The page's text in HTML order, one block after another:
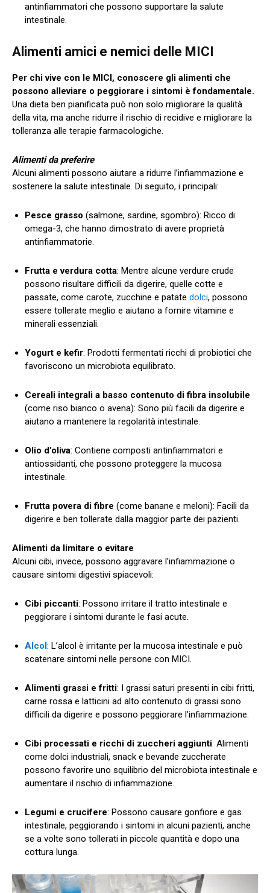
antinfiammatori che possono supportare la salute
intestinale.
Alimenti amici e nemici delle MICI
Per chi vive con le MICI, conoscere gli alimenti che
possono alleviare o peggiorare i sintomi è fondamentale.
Una dieta ben pianificata può non solo migliorare la qualità
della vita, ma anche ridurre il rischio di recidive e migliorare la
tolleranza alle terapie farmacologiche.
Alimenti da preferire
Alcuni alimenti possono aiutare a ridurre l’infiammazione e
sostenere la salute intestinale. Di seguito, i principali:
Pesce grasso (salmone, sardine, sgombro): Ricco di
omega-3, che hanno dimostrato di avere proprietà
antinfiammatorie.
Frutta e verdura cotta: Mentre alcune verdure crude
possono risultare difficili da digerire, quelle cotte e
passate, come carote, zucchine e patate dolci, possono
essere tollerate meglio e aiutano a fornire vitamine e
minerali essenziali.
Yogurt e kefir: Prodotti fermentati ricchi di probiotici che
favoriscono un microbiota equilibrato.
Cereali integrali a basso contenuto di fibra insolubile
(come riso bianco o avena): Sono più facili da digerire e
aiutano a mantenere la regolarità intestinale.
Olio d’oliva: Contiene composti antinfiammatori e
antiossidanti, che possono proteggere la mucosa
intestinale.
Frutta povera di fibre (come banane e meloni): Facili da
digerire e ben tollerate dalla maggior parte dei pazienti.
Alimenti da limitare o evitare
Alcuni cibi, invece, possono aggravare l’infiammazione o
causare sintomi digestivi spiacevoli:
Cibi piccanti: Possono irritare il tratto intestinale e
peggiorare i sintomi durante le fasi acute.
Alcol: L’alcol è irritante per la mucosa intestinale e può
scatenare sintomi nelle persone con MICI.
Alimenti grassi e fritti: I grassi saturi presenti in cibi fritti,
carne rossa e latticini ad alto contenuto di grassi sono
difficili da digerire e possono peggiorare l’infiammazione.
Cibi processati e ricchi di zuccheri aggiunti: Alimenti
come dolci industriali, snack e bevande zuccherate
possono favorire uno squilibrio del microbiota intestinale e
aumentare il rischio di infiammazione.
Legumi e crucifere: Possono causare gonfiore e gas
intestinale, peggiorando i sintomi in alcuni pazienti, anche
se a volte sono tollerati in piccole quantità e dopo una
cottura lunga.